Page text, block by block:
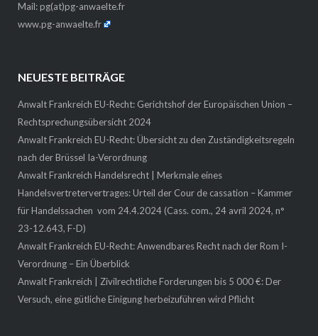
Mail:pg(at)pg-anwaelte.fr
www.pg-anwaelte.fr
NEUESTE BEITRÄGE
Anwalt Frankreich EU-Recht: Gerichtshof der Europäischen Union –
Rechtsprechungsübersicht 2024
Anwalt Frankreich EU-Recht: Übersicht zu den Zuständigkeitsregeln
nach der Brüssel Ia-Verordnung
Anwalt Frankreich Handelsrecht | Merkmale eines
Handelsvertretervertrages: Urteil der Cour de cassation – Kammer
für Handelssachen vom 24.4.2024 (Cass. com., 24 avril 2024, n°
23-12.643, F-D)
Anwalt Frankreich EU-Recht: Anwendbares Recht nach der Rom I-
Verordnung – Ein Überblick
Anwalt Frankreich | Zivilrechtliche Forderungen bis 5 000 €: Der
Versuch, eine gütliche Einigung herbeizuführen wird Pflicht